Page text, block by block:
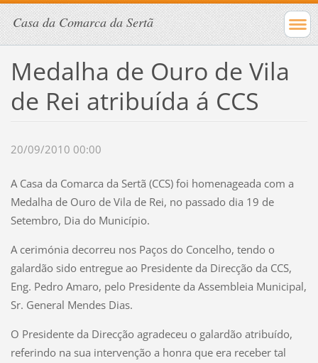
Casa da Comarca da Sertã
Medalha de Ouro de Vila
de Rei atribuída á CCS
20/09/2010 00:00
A Casa da Comarca da Sertã (CCS) foi homenageada com a
Medalha de Ouro de Vila de Rei, no passado dia 19 de
Setembro, Dia do Município.
A cerimónia decorreu nos Paços do Concelho, tendo o
galardão sido entregue ao Presidente da Direcção da CCS,
Eng. Pedro Amaro, pelo Presidente da Assembleia Municipal,
Sr. General Mendes Dias.
O Presidente da Direcção agradeceu o galardão atribuído,
referindo na sua intervenção a honra que era receber tal